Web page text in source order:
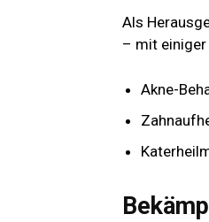
Als
– mit
Akne-